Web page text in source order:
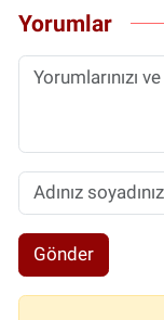
Yorumlar
Gönder